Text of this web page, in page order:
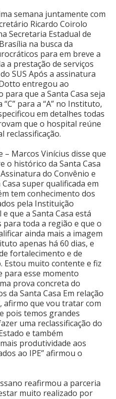
semana juntamente com
Ricardo Coirolo
Secretaria Estadual de
na busca da
para em breve a
a prestação de serviços
SUS Após a assinatura
entregou ao
para que a Santa Casa seja
para a “A” no Instituto,
em detalhes todas
que o hospital reúne
reclassificação.
– Marcos Vinícius disse que
o histórico da Santa Casa
do Convênio e
super qualificada em
tem conhecimento dos
pela Instituição
que a Santa Casa está
toda a região e que o
ainda mais a imagem
apenas há 60 dias, e
fortalecimento e de
Estou muito contente e fiz
para esse momento
prova concreta do
da Santa Casa Em relação
afirmo que vou tratar com
pois temos grandes
uma reclassificação do
e também
produtividade aos
ao IPE” afirmou o
reafirmou a parceria
muito realizado por